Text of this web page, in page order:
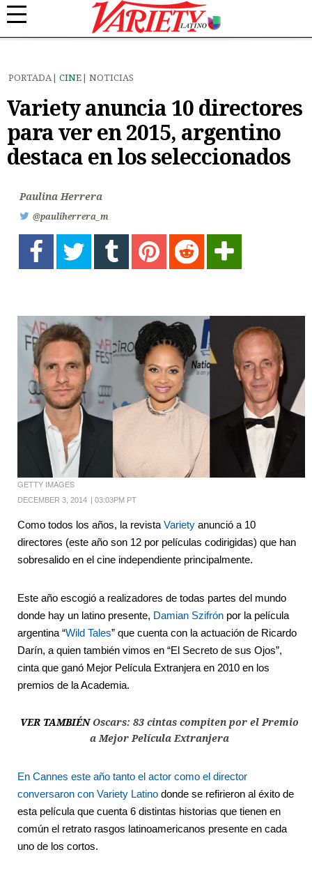
PORTADA CINE NOTICIAS
Variety anuncia 10 directores
para ver en 2015, argentino
destaca en los seleccionados
Paulina Herrera
@pauliherrera_m
GETTY IMAGES
DECEMBER 3, 2014 03:03PM PT
Como todos los años, la revista Variety anunció a 10
directores (este año son 12 por películas codirigidas) que han
sobresalido en el cine independiente principalmente.
Este año escogió a realizadores de todas partes del mundo
donde hay un latino presente, Damian Szifrón por la película
argentina “Wild Tales” que cuenta con la actuación de Ricardo
Darín, a quien también vimos en “El Secreto de sus Ojos”,
cinta que ganó Mejor Película Extranjera en 2010 en los
premios de la Academia.
VER TAMBIÉN Oscars: 83 cintas compiten por el Premio
a Mejor Película Extranjera
En Cannes este año tanto el actor como el director
conversaron con Variety Latino donde se refirieron al éxito de
esta película que cuenta 6 distintas historias que tienen en
común el retrato rasgos latinoamericanos presente en cada
uno de los cortos.